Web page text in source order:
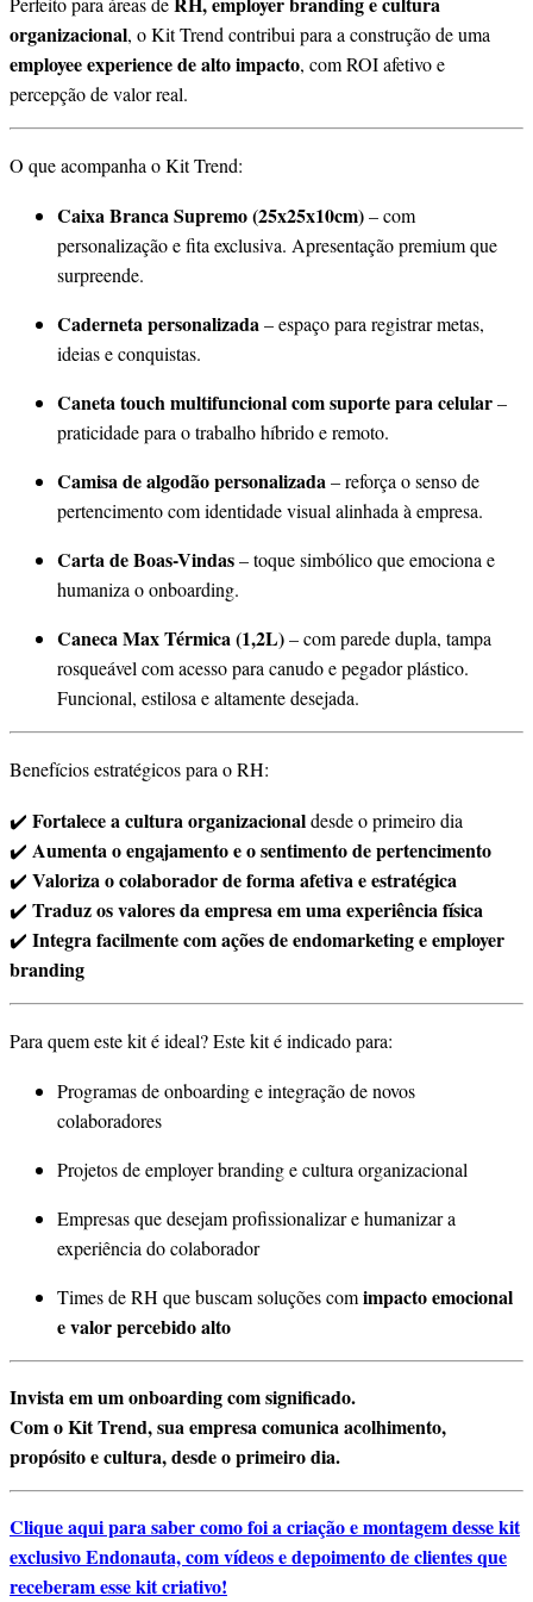
organizacional, o Kit Trend contribui para a construção de uma
employee experience de alto impacto, com ROI afetivo e
percepção de valor real.
O que acompanha o Kit Trend:
Caixa Branca Supremo (25x25x10cm)– com
personalização e fita exclusiva. Apresentação premium que
surpreende.
Caderneta personalizada– espaço para registrar metas,
ideias e conquistas.
Caneta touch multifuncional com suporte para celular–
praticidade para o trabalho híbrido e remoto.
Camisa de algodão personalizada– reforça o senso de
pertencimento com identidade visual alinhada à empresa.
Carta de Boas-Vindas– toque simbólico que emociona e
humaniza o onboarding.
Caneca Max Térmica (1,2L)– com parede dupla, tampa
rosqueável com acesso para canudo e pegador plástico.
Funcional, estilosa e altamente desejada.
Benefícios estratégicos para o RH:
✔️ Fortalece a cultura organizacionaldesde o primeiro dia
✔️ Aumenta o engajamento e o sentimento de pertencimento
✔️ Valoriza o colaborador de forma afetiva e estratégica
✔️ Traduz os valores da empresa em uma experiência física
✔️ Integra facilmente com ações de endomarketing e employer
branding
Para quem este kit é ideal?Este kit é indicado para:
Programas de onboarding e integração de novos
colaboradores
Projetos de employer branding e cultura organizacional
Empresas que desejam profissionalizar e humanizar a
experiência do colaborador
Times de RH que buscam soluções comimpacto emocional
e valor percebido alto
Invista em um onboarding com significado.
Com o Kit Trend, sua empresa comunica acolhimento,
propósito e cultura, desde o primeiro dia.
Clique aqui para saber como foi a criação e montagem desse kit
exclusivo Endonauta, com vídeos e depoimento de clientes que
receberam esse kit criativo!